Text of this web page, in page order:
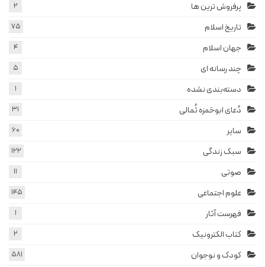
پرفروش ترین ها 2
تاریخ اسلام 75
جهان اسلام 4
چند رسانه ای 5
دسته‌بندی نشده 1
دُعای ابوحَمزه ثُمالی 31
سایر 60
سبک زندگی 122
صوتی 11
علوم اجتماعی 145
فهرست آثار 1
کتاب الکترونیک 2
کودک و نوجوان 581